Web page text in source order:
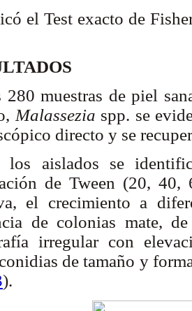
el Test exacto de
280 muestras de piel
Malassezia spp. se
directo y se
los aislados se
de Tween (20,
el crecimiento a
de colonias mate,
irregular con
de tamaño y
).